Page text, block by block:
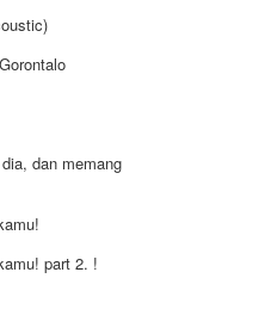
dan memang
part 2. !